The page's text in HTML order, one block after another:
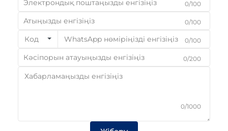
0/100
0/100
Код 0/100
0/200
0/1000